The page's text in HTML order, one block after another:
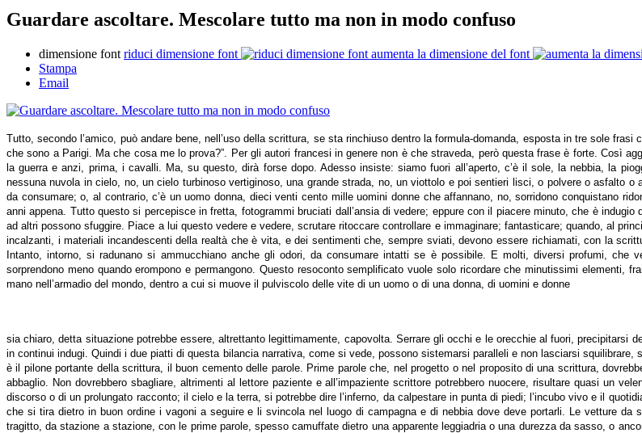
Guardare ascoltare. Mescolare tutto ma non in modo confuso
dimensione font riduci dimensione font
aumenta la dimensione del font
Stampa
Email
Tutto, secondo l’amico, può andare bene, nell’uso della scrittura, se sta rinchiuso dentro la formula-domanda, esposta in tre sole
che sono a Parigi. Ma che cosa me lo prova?”. Per gli autori francesi in genere non è che straveda, però questa frase è forte. Così
la guerra e anzi, prima, i cavalli. Ma, su questo, dirà forse dopo. Adesso insiste: siamo fuori all’aperto, c’è il sole, la nebbia, la
nessuna nuvola in cielo, no, un cielo turbinoso vertiginoso, una grande strada, no, un viottolo e poi sentieri lisci, o polvere o asfalto
da consumare; o, al contrario, c’è un uomo donna, dieci venti cento mille uomini donne che affannano, no, sorridono conquistano
anni appena. Tutto questo si percepisce in fretta, fotogrammi bruciati dall’ansia di vedere; eppure con il piacere minuto, che è
ad altri possono sfuggire. Piace a lui questo vedere e vedere, scrutare ritoccare controllare e immaginare; fantasticare; quando, al
incalzanti, i materiali incandescenti della realtà che è vita, e dei sentimenti che, sempre sviati, devono essere richiamati, con la
Intanto, intorno, si radunano si ammucchiano anche gli odori, da consumare intatti se è possibile. E molti, diversi profumi, che
sorprendono meno quando erompono e permangono. Questo resoconto semplificato vuole solo ricordare che minutissimi elementi,
mano nell’armadio del mondo, dentro a cui si muove il pulviscolo delle vite di un uomo o di una donna, di uomini e donne
sia chiaro, detta situazione potrebbe essere, altrettanto legittimamente, capovolta. Serrare gli occhi e le orecchie al fuori, precipitarsi
in continui indugi. Quindi i due piatti di questa bilancia narrativa, come si vede, possono sistemarsi paralleli e non lasciarsi
è il pilone portante della scrittura, il buon cemento delle parole. Prime parole che, nel progetto o nel proposito di una scrittura,
abbaglio. Non dovrebbero sbagliare, altrimenti al lettore paziente e all’impaziente scrittore potrebbero nuocere, risultare quasi un
discorso o di un prolungato racconto; il cielo e la terra, si potrebbe dire l’inferno, da calpestare in punta di piedi; l’incubo vivo e il
che si tira dietro in buon ordine i vagoni a seguire e li svincola nel luogo di campagna e di nebbia dove deve portarli. Le vetture da
tragitto, da stazione a stazione, con le prime parole, spesso camuffate dietro una apparente leggiadria o una durezza da sasso, o